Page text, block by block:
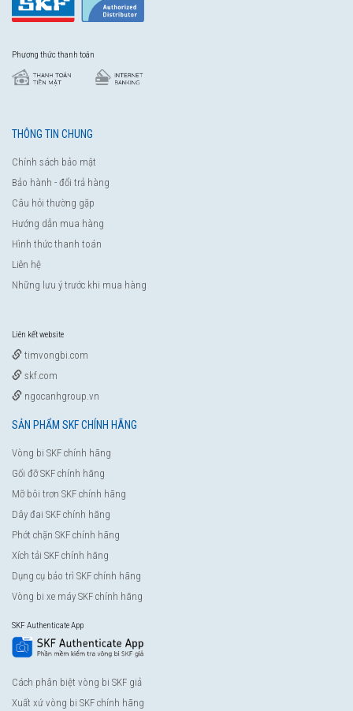
Phương thức thanh toán
THÔNG TIN CHUNG
Chính sách bảo mật
Bảo hành - đổi trả hàng
Câu hỏi thường gặp
Hướng dẫn mua hàng
Hình thức thanh toán
Liên hệ
Những lưu ý trước khi mua hàng
Liên kết website
timvongbi.com
skf.com
ngocanhgroup.vn
SẢN PHẨM SKF CHÍNH HÃNG
Vòng bi SKF chính hãng
Gối đỡ SKF chính hãng
Mỡ bôi trơn SKF chính hãng
Dây đai SKF chính hãng
Phớt chặn SKF chính hãng
Xích tải SKF chính hãng
Dụng cụ bảo trì SKF chính hãng
Vòng bi xe máy SKF chính hãng
SKF Authenticate App
Cách phân biệt vòng bi SKF giả
Xuất xứ vòng bi SKF chính hãng